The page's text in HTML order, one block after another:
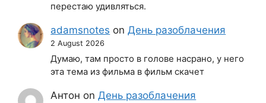
перестаю удивляться.
adamsnotes onДень разоблачения
2 August 2026
Думаю, там просто в голове насрано, у него
эта тема из фильма в фильм скачет
Антон onДень разоблачения